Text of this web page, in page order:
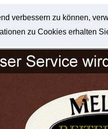
verbessern zu können,
zu Cookies erhalten